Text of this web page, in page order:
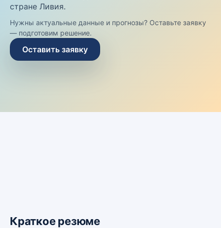
стране Ливия.
Нужны актуальные данные и прогнозы? Оставьте заявку
— подготовим решение.
Оставить заявку
Краткое резюме